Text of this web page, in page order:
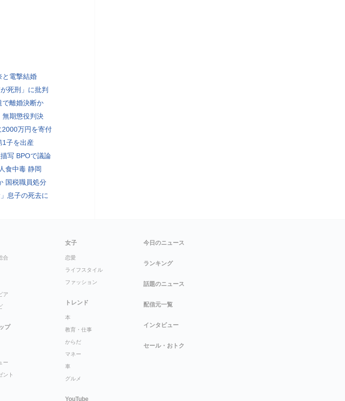
と電撃結婚
死刑」に批判
で離婚決断か
無期懲役判決
2000万円を寄付
1子を出産
写 BPOで議論
食中毒 静岡
国税職員処分
息子の死去に
合
ア
プ
ー
ント
女子
恋愛
ライフスタイル
ファッション
トレンド
本
教育・仕事
からだ
マネー
車
グルメ
YouTube
今日のニュース
ランキング
話題のニュース
配信元一覧
インタビュー
セール・おトク